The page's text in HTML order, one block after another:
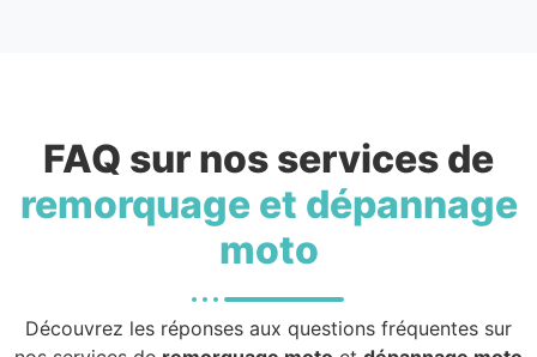
FAQ sur nos services de
remorquage et dépannage
moto
Découvrez les réponses aux questions fréquentes sur